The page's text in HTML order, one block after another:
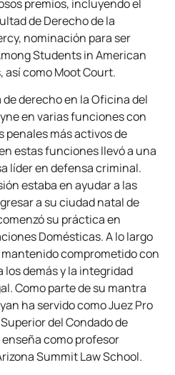
premios, incluyendo el
de Derecho de la
nominación para ser
Students in American
así como Moot Court.
derecho en la Oficina del
en varias funciones con
penales más activos de
estas funciones llevó a una
líder en defensa criminal.
estaba en ayudar a las
a su ciudad natal de
su práctica en
Domésticas. A lo largo
mantenido comprometido con
los demás y la integridad
Como parte de su mantra
ha servido como Juez Pro
del Condado de
como profesor
Summit Law School.